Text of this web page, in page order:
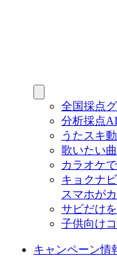
全国採点
分析採点
うたスキ
歌いたい
カラオケ
キョクナ
スマホが
サビだけ
子供向け
キャンペーン情